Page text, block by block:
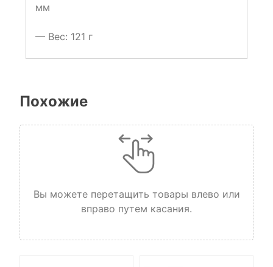
мм
— Вес: 121 г
Похожие
Вы можете перетащить товары влево или
вправо путем касания.